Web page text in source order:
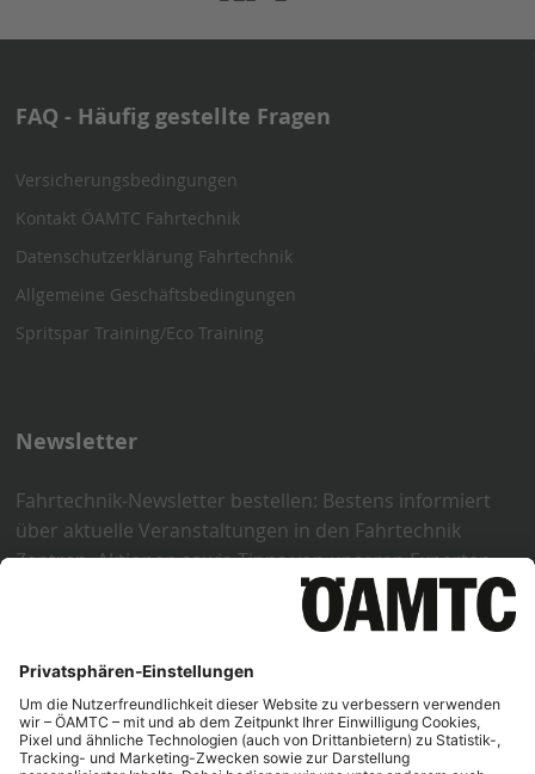
Fahrtechnik
FAQ - Häufig gestellte Fragen
Versicherungsbedingungen
Kontakt ÖAMTC Fahrtechnik
Datenschutzerklärung Fahrtechnik
Allgemeine Geschäftsbedingungen
Spritspar Training/Eco Training
Newsletter
Fahrtechnik-Newsletter bestellen: Bestens informiert
über aktuelle Veranstaltungen in den Fahrtechnik
Zentren, Aktionen sowie Tipps von unseren Experten.
Weitere Informationen zum Datenschutz im Bereich
Newsletter und Marketing-Einwilligung der ÖAMTC
https://www.oeamtc.at/fahrtechnik/faqs/
fahrtechnik-11075345
Jetzt anmelden